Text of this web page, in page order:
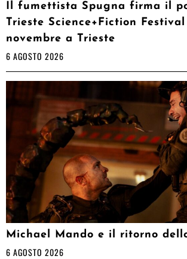
Il fumettista Spugna firma il
Trieste Science+Fiction
novembre a Trieste
6 AGOSTO 2026
Michael Mando e il ritorno
6 AGOSTO 2026